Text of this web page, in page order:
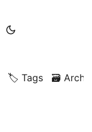
🏷️ Tags 🗃️